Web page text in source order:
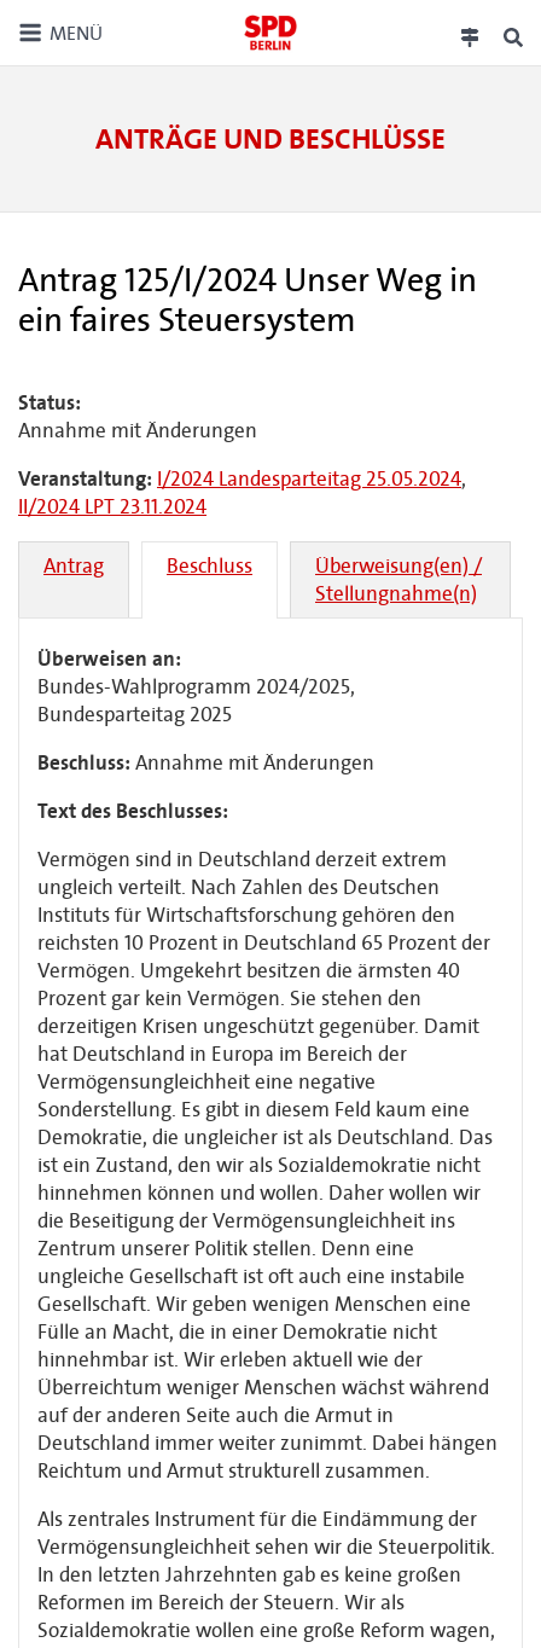
MENÜ
ANTRÄGE UND BESCHLÜSSE
Antrag 125/I/2024 Unser Weg in
ein faires Steuersystem
Status:
Annahme mit Änderungen
Veranstaltung: I/2024 Landesparteitag 25.05.2024,
II/2024 LPT 23.11.2024
Antrag Beschluss
Überweisung(en) /
Stellungnahme(n)
Überweisen an:
Bundes-Wahlprogramm 2024/2025,
Bundesparteitag 2025
Beschluss: Annahme mit Änderungen
Text des Beschlusses:
Vermögen sind in Deutschland derzeit extrem
ungleich verteilt. Nach Zahlen des Deutschen
Instituts für Wirtschaftsforschung gehören den
reichsten 10 Prozent in Deutschland 65 Prozent der
Vermögen. Umgekehrt besitzen die ärmsten 40
Prozent gar kein Vermögen. Sie stehen den
derzeitigen Krisen ungeschützt gegenüber. Damit
hat Deutschland in Europa im Bereich der
Vermögensungleichheit eine negative
Sonderstellung. Es gibt in diesem Feld kaum eine
Demokratie, die ungleicher ist als Deutschland. Das
ist ein Zustand, den wir als Sozialdemokratie nicht
hinnehmen können und wollen. Daher wollen wir
die Beseitigung der Vermögensungleichheit ins
Zentrum unserer Politik stellen. Denn eine
ungleiche Gesellschaft ist oft auch eine instabile
Gesellschaft. Wir geben wenigen Menschen eine
Fülle an Macht, die in einer Demokratie nicht
hinnehmbar ist. Wir erleben aktuell wie der
Überreichtum weniger Menschen wächst während
auf der anderen Seite auch die Armut in
Deutschland immer weiter zunimmt. Dabei hängen
Reichtum und Armut strukturell zusammen.
Als zentrales Instrument für die Eindämmung der
Vermögensungleichheit sehen wir die Steuerpolitik.
In den letzten Jahrzehnten gab es keine großen
Reformen im Bereich der Steuern. Wir als
Sozialdemokratie wollen eine große Reform wagen,